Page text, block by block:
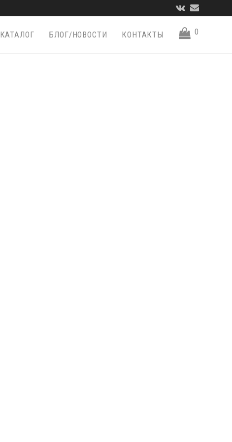
VK Email
КАТАЛОГ БЛОГ/НОВОСТИ КОНТАКТЫ 0